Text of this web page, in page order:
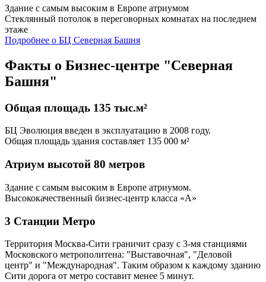
Здание с самым высоким в Европе атриумом
Стеклянный потолок в переговорных комнатах на последнем
этаже
Подробнее о БЦ Северная Башня
Факты о Бизнес-центре "Северная
Башня"
Общая площадь 135 тыс.м²
БЦ Эволюция введен в эксплуатацию в 2008 году.
Общая площадь здания составляет 135 000 м²
Атриум высотой 80 метров
Здание с самым высоким в Европе атриумом.
Высококачественный бизнес-центр класса «А»
3 Станции Метро
Территория Москва-Сити граничит сразу с 3-мя станциями
Московского метрополитена: "Выставочная", "Деловой
центр" и "Международная". Таким образом к каждому зданию
Сити дорога от метро составит менее 5 минут.